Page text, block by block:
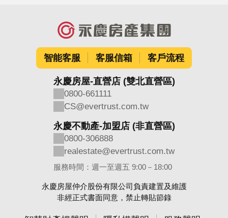
智能客服 客服信箱 客戶流程
永慶房屋-直營店 (雙北直營區)
0800-661111
CS@evertrust.com.tw
永慶不動產-加盟店 (非直營區)
0800-306888
realestate@evertrust.com.tw
服務時間：週一至週五 9:00－18:00
永慶房屋仲介股份有限公司負責建置及維護
非經正式書面同意，禁止轉貼節錄